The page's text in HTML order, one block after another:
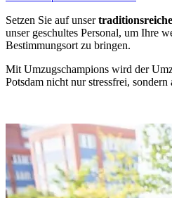
Setzen Sie auf unser
unser geschultes Personal, um Ihre
Bestimmungsort zu bringen.
Mit Umzugschampions wird der
Potsdam nicht nur stressfrei, sondern